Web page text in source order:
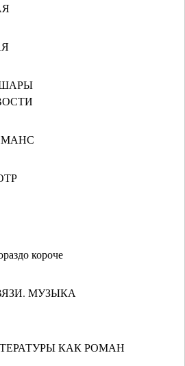
короче
МУЗЫКА
КАК РОМАН